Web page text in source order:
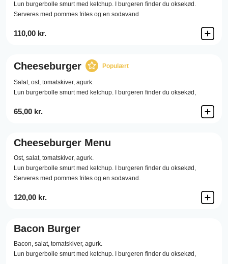
Lun burgerbolle smurt med ketchup. I burgeren finder du oksekød.
Serveres med pommes frites og en sodavand
110,00 kr.
Cheeseburger Populært
Salat, ost, tomatskiver, agurk.
Lun burgerbolle smurt med ketchup. I burgeren finder du oksekød,
65,00 kr.
Cheeseburger Menu
Ost, salat, tomatskiver, agurk.
Lun burgerbolle smurt med ketchup. I burgeren finder du oksekød,
Serveres med pommes frites og en sodavand.
120,00 kr.
Bacon Burger
Bacon, salat, tomatskiver, agurk.
Lun burgerbolle smurt med ketchup. I burgeren finder du oksekød,